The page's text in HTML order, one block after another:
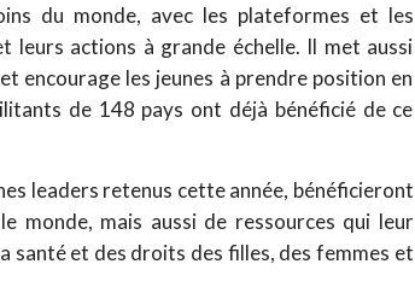
du monde, avec les plateformes et les
leurs actions à grande échelle. Il met aussi
encourage les jeunes à prendre position en
de 148 pays ont déjà bénéficié de ce
leaders retenus cette année, bénéficieront
monde, mais aussi de ressources qui leur
santé et des droits des filles, des femmes et